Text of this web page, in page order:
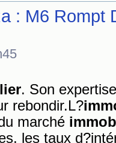
: M6 Rompt
. Son
rebondir.L?
marché
les taux